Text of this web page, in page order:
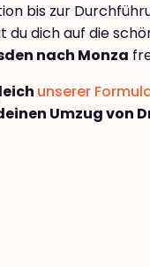
bis zur
du dich auf die
nach Monza
unserer
Umzug von